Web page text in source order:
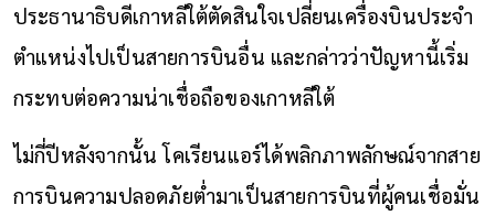
ประธานาธิบดีเกาหลีใต้ตัดสินใจเปลี่ยนเครื่องบินประจำ
ตำแหน่งไปเป็นสายการบินอื่น และกล่าวว่าปัญหานี้เริ่ม
กระทบต่อความน่าเชื่อถือของเกาหลีใต้
ไม่กี่ปีหลังจากนั้น โคเรียนแอร์ได้พลิกภาพลักษณ์จากสาย
การบินความปลอดภัยต่ำมาเป็นสายการบินที่ผู้คนเชื่อมั่น